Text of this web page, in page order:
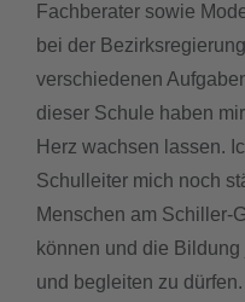
Fachberater sowie
bei der
verschiedenen
dieser Schule haben
Herz wachsen lassen.
Schulleiter mich noch
Menschen am Schiller-
können und die
und begleiten zu dürfen.